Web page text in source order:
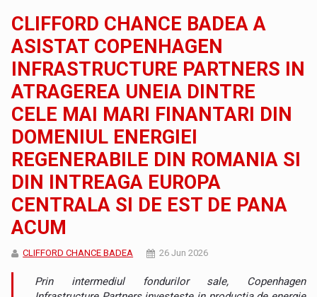
CLIFFORD CHANCE BADEA A
ASISTAT COPENHAGEN
INFRASTRUCTURE PARTNERS IN
ATRAGEREA UNEIA DINTRE
CELE MAI MARI FINANTARI DIN
DOMENIUL ENERGIEI
REGENERABILE DIN ROMANIA SI
DIN INTREAGA EUROPA
CENTRALA SI DE EST DE PANA
ACUM
CLIFFORD CHANCE BADEA 26 Jun 2026
Prin intermediul fondurilor sale, Copenhagen